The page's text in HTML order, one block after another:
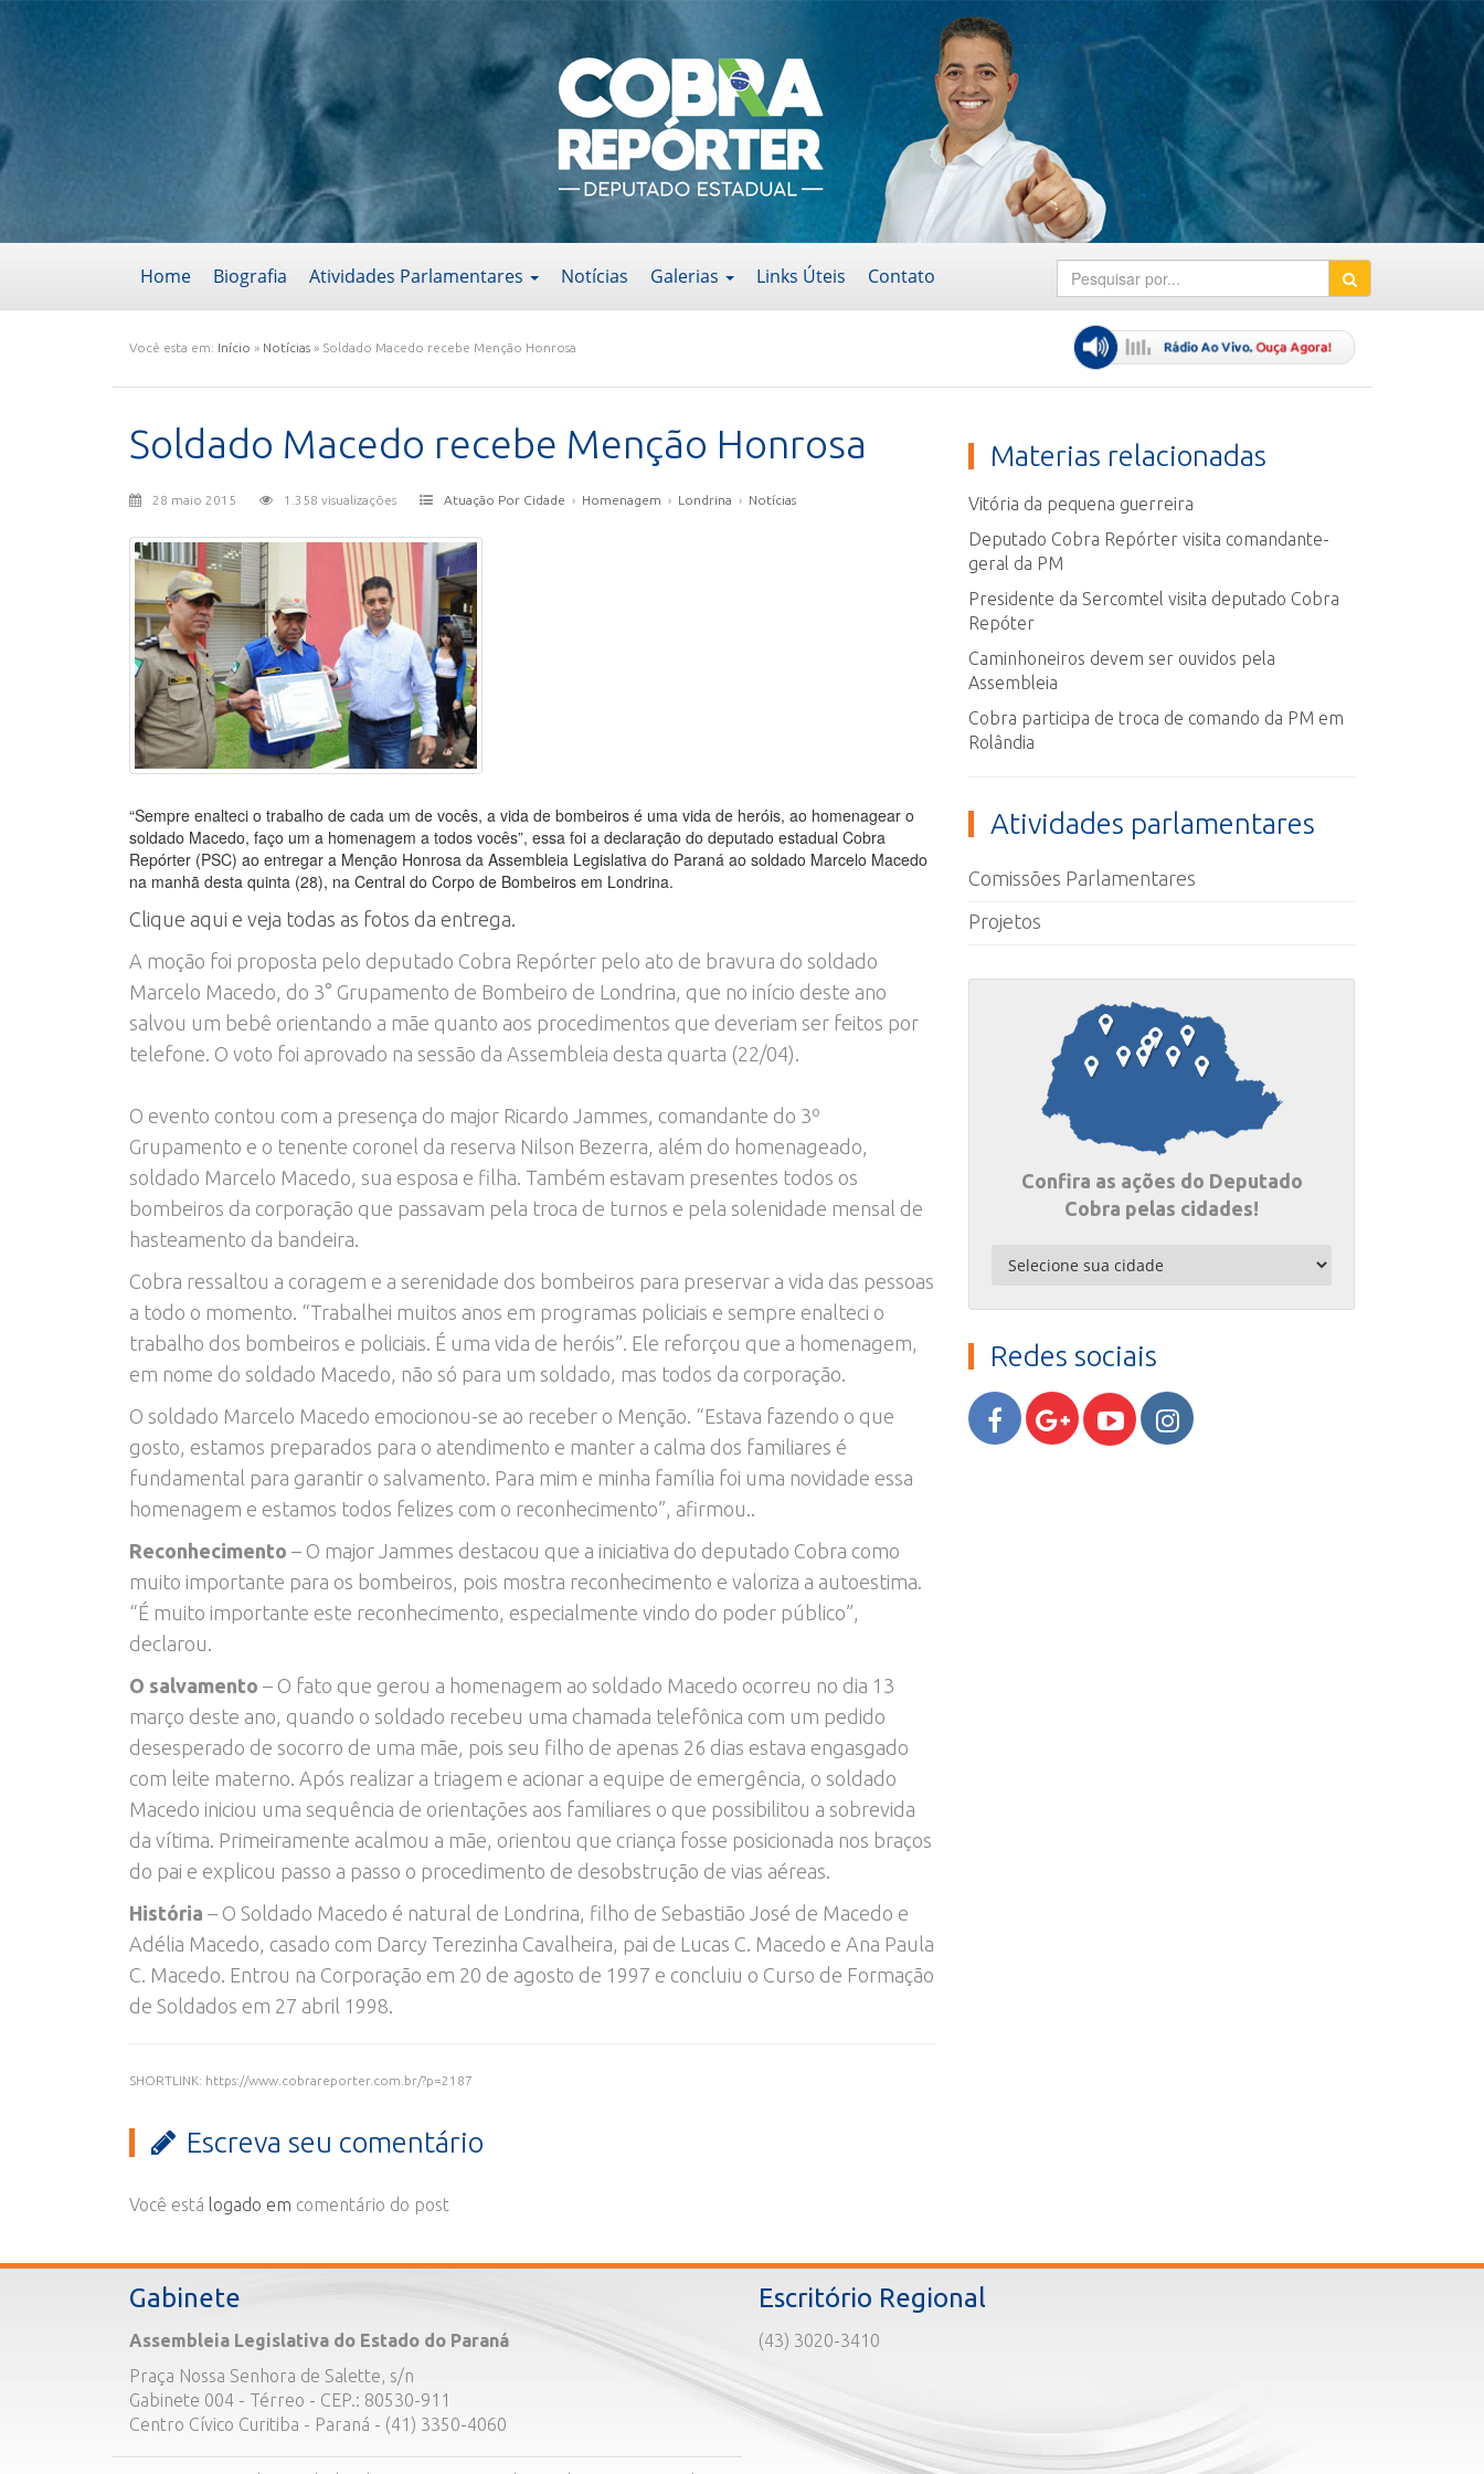
Home Biografia Atividades Parlamentares Notícias Galerias Links Úteis Contato
Você esta em: Início » Notícias » Soldado Macedo recebe Menção Honrosa
Soldado Macedo recebe Menção Honrosa
28 maio 2015 1.358 visualizações Atuação Por Cidade › Homenagem › Londrina › Notícias
“Sempre enalteci o trabalho de cada um de vocês, a vida de bombeiros é uma vida de heróis, ao homenagear o
soldado Macedo, faço um a homenagem a todos vocês”, essa foi a declaração do deputado estadual Cobra
Repórter (PSC) ao entregar a Menção Honrosa da Assembleia Legislativa do Paraná ao soldado Marcelo Macedo
na manhã desta quinta (28), na Central do Corpo de Bombeiros em Londrina.
Clique aqui e veja todas as fotos da entrega.
A moção foi proposta pelo deputado Cobra Repórter pelo ato de bravura do soldado
Marcelo Macedo, do 3° Grupamento de Bombeiro de Londrina, que no início deste ano
salvou um bebê orientando a mãe quanto aos procedimentos que deveriam ser feitos por
telefone. O voto foi aprovado na sessão da Assembleia desta quarta (22/04).
O evento contou com a presença do major Ricardo Jammes, comandante do 3º
Grupamento e o tenente coronel da reserva Nilson Bezerra, além do homenageado,
soldado Marcelo Macedo, sua esposa e filha. Também estavam presentes todos os
bombeiros da corporação que passavam pela troca de turnos e pela solenidade mensal de
hasteamento da bandeira.
Cobra ressaltou a coragem e a serenidade dos bombeiros para preservar a vida das pessoas
a todo o momento. “Trabalhei muitos anos em programas policiais e sempre enalteci o
trabalho dos bombeiros e policiais. É uma vida de heróis”. Ele reforçou que a homenagem,
em nome do soldado Macedo, não só para um soldado, mas todos da corporação.
O soldado Marcelo Macedo emocionou-se ao receber o Menção. “Estava fazendo o que
gosto, estamos preparados para o atendimento e manter a calma dos familiares é
fundamental para garantir o salvamento. Para mim e minha família foi uma novidade essa
homenagem e estamos todos felizes com o reconhecimento”, afirmou..
Reconhecimento – O major Jammes destacou que a iniciativa do deputado Cobra como
muito importante para os bombeiros, pois mostra reconhecimento e valoriza a autoestima.
“É muito importante este reconhecimento, especialmente vindo do poder público”,
declarou.
O salvamento – O fato que gerou a homenagem ao soldado Macedo ocorreu no dia 13
março deste ano, quando o soldado recebeu uma chamada telefônica com um pedido
desesperado de socorro de uma mãe, pois seu filho de apenas 26 dias estava engasgado
com leite materno. Após realizar a triagem e acionar a equipe de emergência, o soldado
Macedo iniciou uma sequência de orientações aos familiares o que possibilitou a sobrevida
da vítima. Primeiramente acalmou a mãe, orientou que criança fosse posicionada nos braços
do pai e explicou passo a passo o procedimento de desobstrução de vias aéreas.
História – O Soldado Macedo é natural de Londrina, filho de Sebastião José de Macedo e
Adélia Macedo, casado com Darcy Terezinha Cavalheira, pai de Lucas C. Macedo e Ana Paula
C. Macedo. Entrou na Corporação em 20 de agosto de 1997 e concluiu o Curso de Formação
de Soldados em 27 abril 1998.
SHORTLINK: https://www.cobrareporter.com.br/?p=2187
Escreva seu comentário
Você está logado em comentário do post
Materias relacionadas
Vitória da pequena guerreira
Deputado Cobra Repórter visita comandante-
geral da PM
Presidente da Sercomtel visita deputado Cobra
Repóter
Caminhoneiros devem ser ouvidos pela
Assembleia
Cobra participa de troca de comando da PM em
Rolândia
Atividades parlamentares
Comissões Parlamentares
Projetos
Confira as ações do Deputado
Cobra pelas cidades!
Redes sociais
Gabinete
Assembleia Legislativa do Estado do Paraná
Praça Nossa Senhora de Salette, s/n
Gabinete 004 - Térreo - CEP.: 80530-911
Centro Cívico Curitiba - Paraná - (41) 3350-4060
Escritório Regional
(43) 3020-3410